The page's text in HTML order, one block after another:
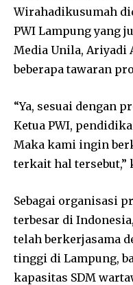
Wirahadikusumah
PWI Lampung yang
Media Unila, Ariyadi
beberapa tawaran
“Ya, sesuai dengan
Ketua PWI,
Maka kami ingin
terkait hal tersebut,”
Sebagai organisasi
terbesar di
telah berkerjasama
tinggi di Lampung,
kapasitas SDM